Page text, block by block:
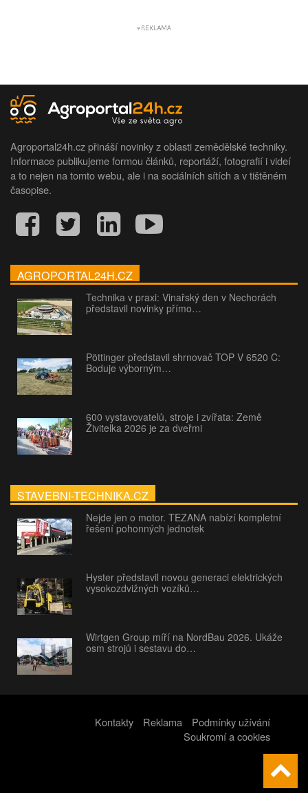
Agroportal24h.cz přináší novinky z oblasti zemědělské techniky.
Informace publikujeme formou článků, reportáží, fotografií i videí
a to nejen na tomto webu, ale i na sociálních sítích a v tištěném
časopise.
AGROPORTAL24H.CZ
Technika v praxi: Vinařský den v Nechorách
představil novinky přímo…
Pöttinger představil shrnovač TOP V 6520 C:
Boduje výborným…
600 vystavovatelů, stroje i zvířata: Země
Živitelka 2026 je za dveřmi
STAVEBNI-TECHNIKA.CZ
Nejde jen o motor. TEZANA nabízí kompletní
řešení pohonných jednotek
Hyster představil novou generaci elektrických
vysokozdvižných vozíků…
Wirtgen Group míří na NordBau 2026. Ukáže
osm strojů i sestavu do…
Kontakty Reklama
Podmínky užívání
Soukromí a cookies